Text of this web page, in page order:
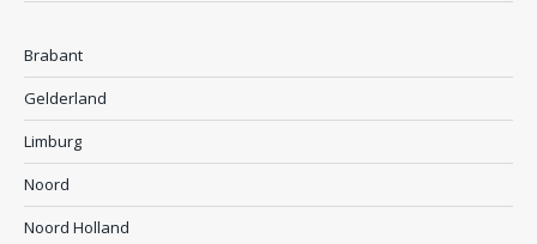
Brabant
Gelderland
Limburg
Noord
Noord Holland